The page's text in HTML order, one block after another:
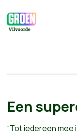
Een
“Tot iedereen mee